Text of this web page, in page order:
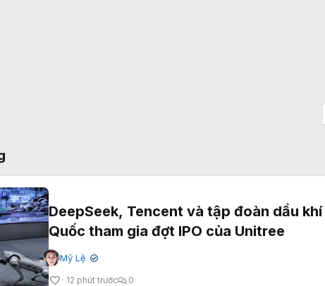
DeepSeek, Tencent và tập đoàn dầu
Quốc tham gia đợt IPO của Unitree
Mỹ Lệ ✔
12 phút trước 0